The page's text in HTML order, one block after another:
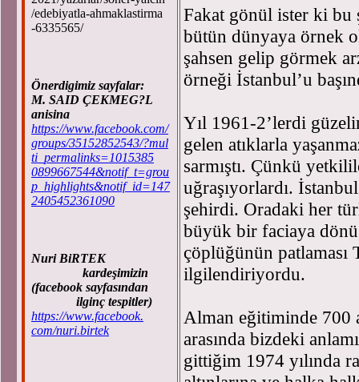
/edebiyatla-ahmaklastirma
-6335565/
Önerdigimiz sayfalar:
M. SAID ÇEKMEG?L
anisina
https://www.facebook.com/
groups/35152852543/?mul
ti_permalinks=1015385
0899667544&notif_t=grou
p_highlights&notif_id=147
2405452361090
Nuri BiRTEK
kardeşimizin
(facebook sayfasından
ilginç tespitler)
https://www.facebook.
com/nuri.birtek
Fakat gönül ister ki bu
bütün dünyaya örnek
şahsen gelip görmek
örneği İstanbul’u
Yıl 1961-2’lerdi
gelen atıklarla
sarmıştı. Çünkü
uğraşıyorlardı.
şehirdi. Oradaki her
büyük bir faciaya
çöplüğünün
ilgilendiriyordu.
Alman eğitiminde 700
arasında bizdeki
gittiğim 1974 yılında